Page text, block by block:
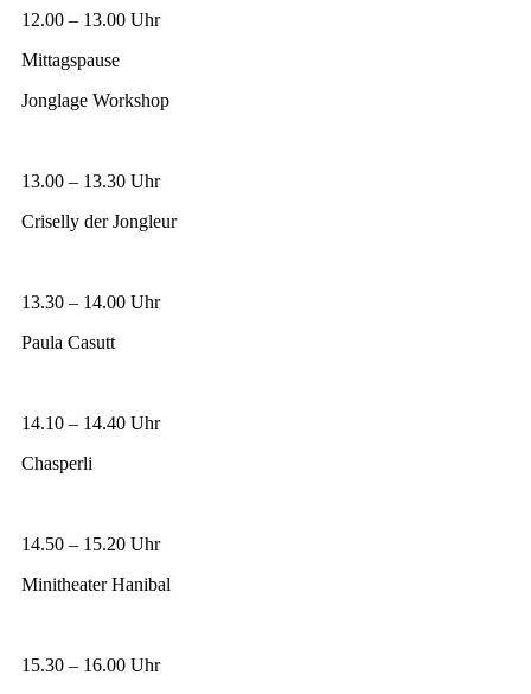
12.00 – 13.00 Uhr
Mittagspause
Jonglage Workshop
13.00 – 13.30 Uhr
Criselly der Jongleur
13.30 – 14.00 Uhr
Paula Casutt
14.10 – 14.40 Uhr
Chasperli
14.50 – 15.20 Uhr
Minitheater Hanibal
15.30 – 16.00 Uhr